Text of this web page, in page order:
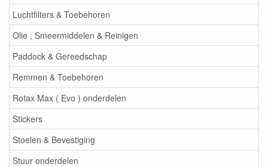
Luchtfilters & Toebehoren
Olie , Smeermiddelen & Reinigen
Paddock & Gereedschap
Remmen & Toebehoren
Rotax Max ( Evo ) onderdelen
Stickers
Stoelen & Bevestiging
Stuur onderdelen